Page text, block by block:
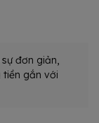
đơn giản,
tiền gắn với